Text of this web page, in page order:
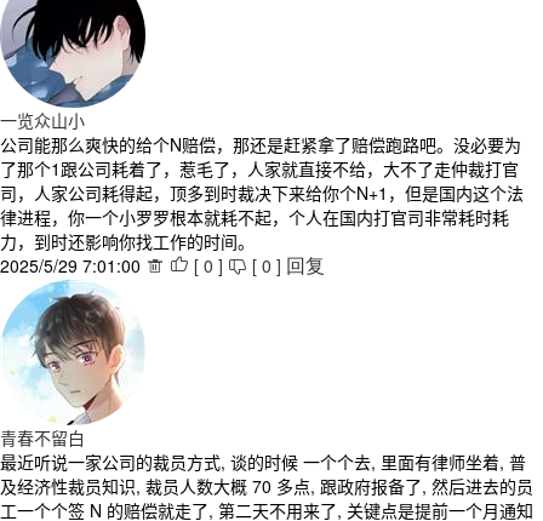
一览众山小
公司能那么爽快的给个N赔偿，那还是赶紧拿了赔偿跑路吧。没必要为
了那个1跟公司耗着了，惹毛了，人家就直接不给，大不了走仲裁打官
司，人家公司耗得起，顶多到时裁决下来给你个N+1，但是国内这个法
律进程，你一个小罗罗根本就耗不起，个人在国内打官司非常耗时耗
力，到时还影响你找工作的时间。
2025/5/29 7:01:00   [ 0 ]  [ 0 ] 回复
青春不留白
最近听说一家公司的裁员方式, 谈的时候 一个个去, 里面有律师坐着, 普
及经济性裁员知识, 裁员人数大概 70 多点, 跟政府报备了, 然后进去的员
工一个个签 N 的赔偿就走了, 第二天不用来了, 关键点是提前一个月通知